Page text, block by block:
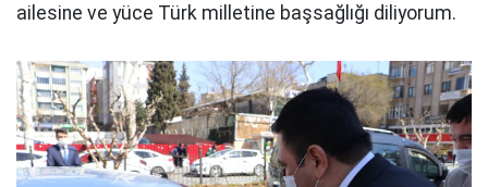
ailesine ve yüce Türk milletine başsağlığı diliyorum.